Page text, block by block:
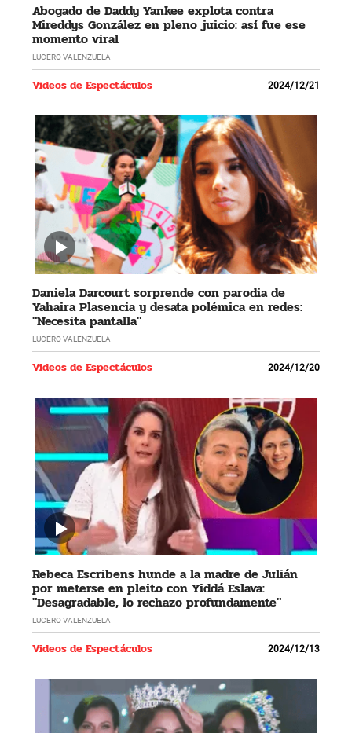
Abogado de Daddy Yankee explota contra
Mireddys González en pleno juicio: así fue ese
momento viral
LUCERO VALENZUELA
Videos de Espectáculos 2024/12/21
Daniela Darcourt sorprende con parodia de
Yahaira Plasencia y desata polémica en redes:
"Necesita pantalla"
LUCERO VALENZUELA
Videos de Espectáculos 2024/12/20
Rebeca Escribens hunde a la madre de Julián
por meterse en pleito con Yiddá Eslava:
"Desagradable, lo rechazo profundamente"
LUCERO VALENZUELA
Videos de Espectáculos 2024/12/13